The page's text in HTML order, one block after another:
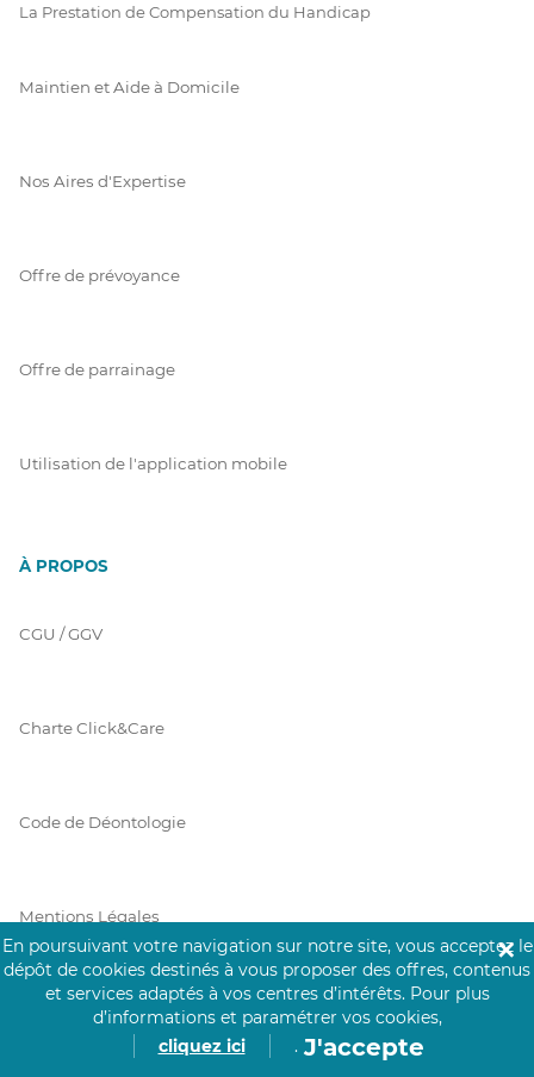
La Prestation de Compensation du Handicap
Maintien et Aide à Domicile
Nos Aires d'Expertise
Offre de prévoyance
Offre de parrainage
Utilisation de l'application mobile
À PROPOS
CGU / GGV
Charte Click&Care
Code de Déontologie
Mentions Légales
Prérequis Click&Care
En poursuivant votre navigation sur notre site, vous acceptez le
dépôt de cookies destinés à vous proposer des offres, contenus
et services adaptés à vos centres d’intérêts. Pour plus
d’informations et paramétrer vos cookies,
cliquez ici
. J'accepte
✕